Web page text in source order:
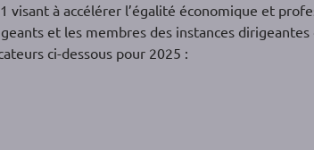
visant à accélérer l’égalité économique et
et les membres des instances dirigeantes
ci-dessous pour 2025 :